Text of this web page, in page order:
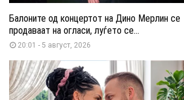
Балоните од концертот на Дино Мерлин се
продаваат на огласи, луѓето се...
20:01 - 5 август, 2026